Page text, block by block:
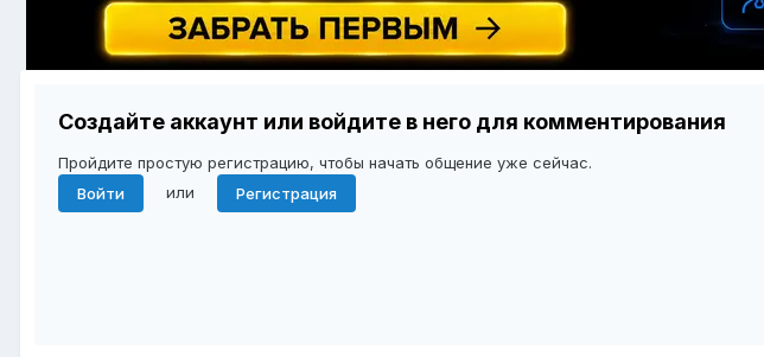
Создайте аккаунт или войдите в него для комментирования
Пройдите простую регистрацию, чтобы начать общение уже сейчас.
Войти
или Регистрация